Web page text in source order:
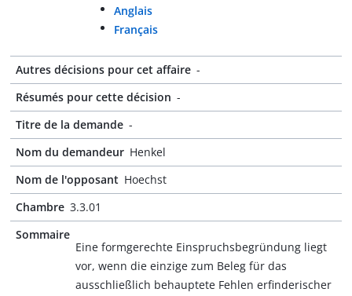
Anglais
Français
Autres décisions pour cet affaire -
Résumés pour cette décision -
Titre de la demande -
Nom du demandeur Henkel
Nom de l'opposant Hoechst
Chambre 3.3.01
Sommaire
Eine formgerechte Einspruchsbegründung liegt
vor, wenn die einzige zum Beleg für das
ausschließlich behauptete Fehlen erfinderischer